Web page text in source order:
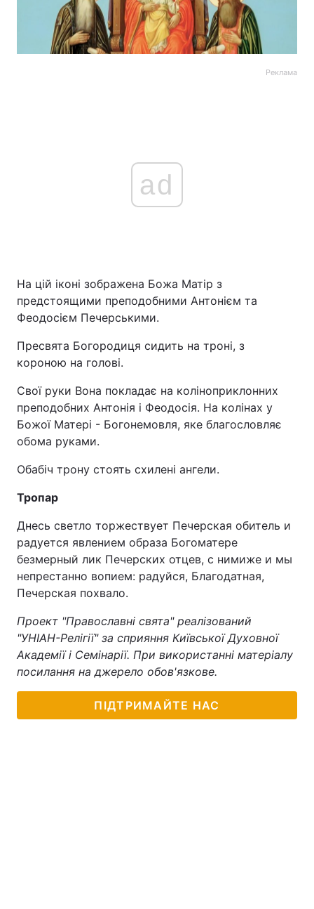
Реклама
ad
На цій іконі зображена Божа Матір з
предстоящими преподобними Антонієм та
Феодосієм Печерськими.
Пресвята Богородиця сидить на троні, з
короною на голові.
Свої руки Вона покладає на коліноприклонних
преподобних Антонія і Феодосія. На колінах у
Божої Матері - Богонемовля, яке благословляє
обома руками.
Обабіч трону стоять схилені ангели.
Тропар
Днесь светло торжествует Печерская обитель и
радуется явлением образа Богоматере
безмерный лик Печерских отцев, с нимиже и мы
непрестанно вопием: радуйся, Благодатная,
Печерская похвало.
Проект "Православні свята" реалізований
"УНІАН-Релігії" за сприяння Київської Духовної
Академії і Семінарії. При використанні матеріалу
посилання на джерело обов'язкове.
ПІДТРИМАЙТЕ НАС